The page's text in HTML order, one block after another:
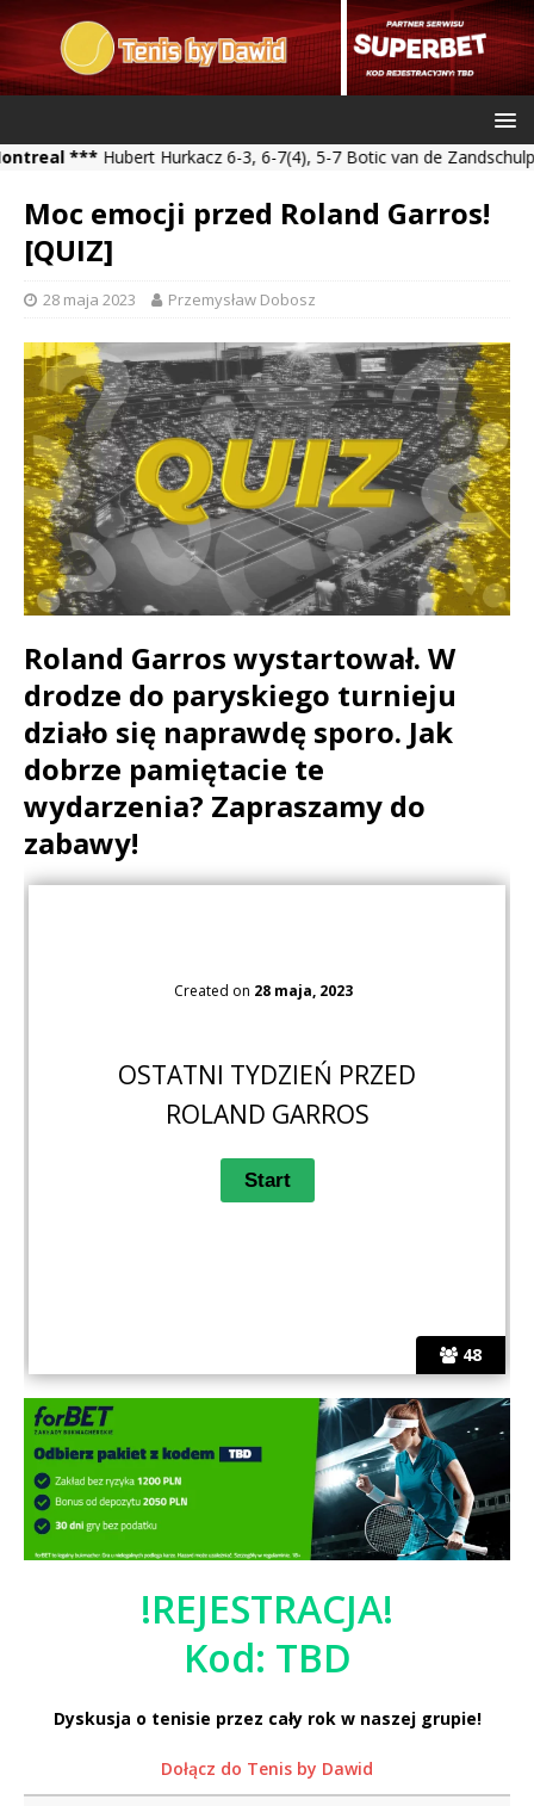
***Hubert Hurkacz 6-3, 6-7(4), 5-7 Botic van de Zandschulp ***
Moc emocji przed Roland Garros!
[QUIZ]
28 maja 2023 Przemysław Dobosz
Roland Garros wystartował. W
drodze do paryskiego turnieju
działo się naprawdę sporo. Jak
dobrze pamiętacie te
wydarzenia? Zapraszamy do
zabawy!
48
Created on 28 maja, 2023
OSTATNI TYDZIEŃ PRZED
ROLAND GARROS
!REJESTRACJA!
Kod: TBD
Dyskusja o tenisie przez cały rok w naszej grupie!
Dołącz do Tenis by Dawid